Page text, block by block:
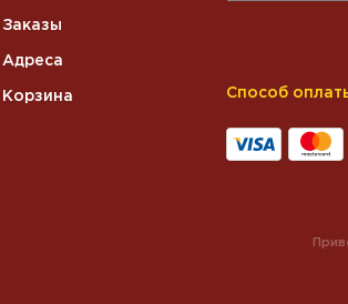
Заказы
Адреса
Корзина Способ